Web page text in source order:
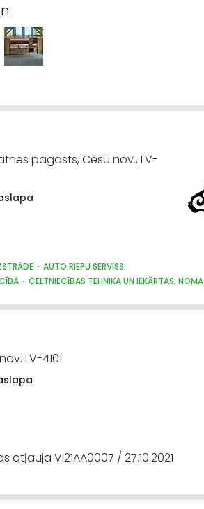
pagasts, Cēsu nov., LV-
AUTO RIEPU SERVISS
CELTNIECĪBAS TEHNIKA UN IEKĀRTAS; NOMA
LV-4101
VI21AA0007 / 27.10.2021